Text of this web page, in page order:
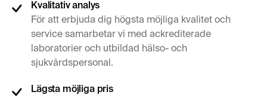
Kvalitativ analys
För att erbjuda dig högsta möjliga kvalitet och
service samarbetar vi med ackrediterade
laboratorier och utbildad hälso- och
sjukvårdspersonal.
Lägsta möjliga pris